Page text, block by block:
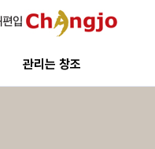
관리는 창조